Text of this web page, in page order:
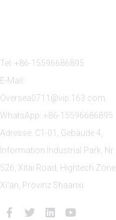
Tel: +86-15596686895
E-Mail:
Oversea0711@vip.163.com
WhatsApp: +86-15596686895
Adresse: C1-01, Gebäude 4,
Information Industrial Park, Nr.
526, Xitai Road, Hightech Zone,
Xi'an, Provinz Shaanxi